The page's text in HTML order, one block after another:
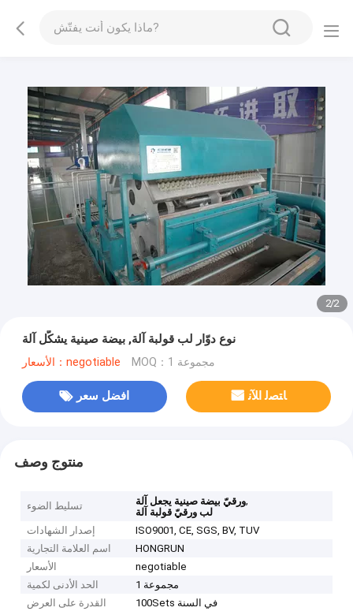
1/2
نوع دوّار لب قولبة آلة, بيضة صينية يشكّل آلة
الأسعار：negotiable MOQ：1 مجموعة
افضل سعر ﺎﺘﺼﻟ ﺍﻶﻧ
منتوج وصف
تسليط الضوء ورقيّ بيضة صينية يجعل آلة,
لب ورقيّ قولبة آلة
إصدار الشهادات
ISO9001, CE, SGS, BV, TUV
اسم العلامة التجارية
HONGRUN
الأسعار
negotiable
الحد الأدنى لكمية
1 مجموعة
القدرة على العرض
100Sets في السنة